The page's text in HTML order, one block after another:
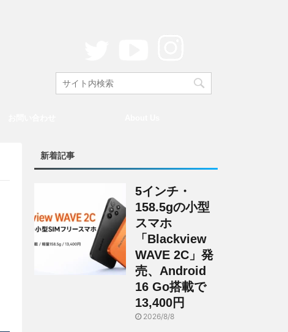
新着記事
5インチ・
158.5gの小型
スマホ
「Blackview
WAVE 2C」発
売、Android
16 Go搭載で
13,400円
2026/8/8